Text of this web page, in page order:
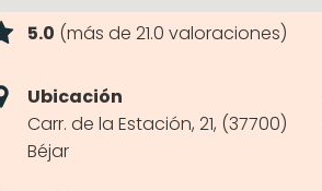
5.0 (más de 21.0 valoraciones)
Ubicación
Carr. de la Estación, 21, (37700)
Béjar